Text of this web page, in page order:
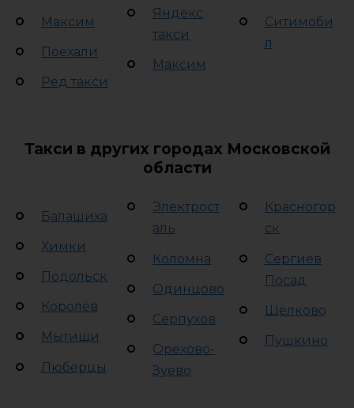
Максим
Поехали
Ред такси
Яндекс
такси
Максим
Ситимоби
л
Такси в других городах Московской
области
Балашиха
Химки
Подольск
Королёв
Мытищи
Люберцы
Электрост
аль
Коломна
Одинцово
Серпухов
Орехово-
Зуево
Красногор
ск
Сергиев
Посад
Щёлково
Пушкино